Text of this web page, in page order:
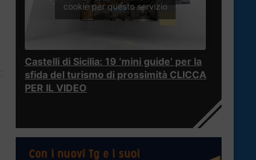
cookie per questo servizio
Castelli di Sicilia: 19 ‘mini guide’ per la
sfida del turismo di prossimità CLICCA
PER IL VIDEO